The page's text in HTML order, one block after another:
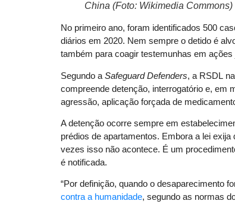
China (Foto: Wikimedia Commons)
No primeiro ano, foram identificados 500
diários em 2020. Nem sempre o detido é
também para coagir testemunhas em
Segundo a Safeguard Defenders, a RSDL
compreende detenção, interrogatório e, em
agressão, aplicação forçada de
A detenção ocorre sempre em
prédios de apartamentos. Embora a lei
vezes isso não acontece. É um
é notificada.
“Por definição, quando o desaparecimento
contra a humanidade, segundo as normas